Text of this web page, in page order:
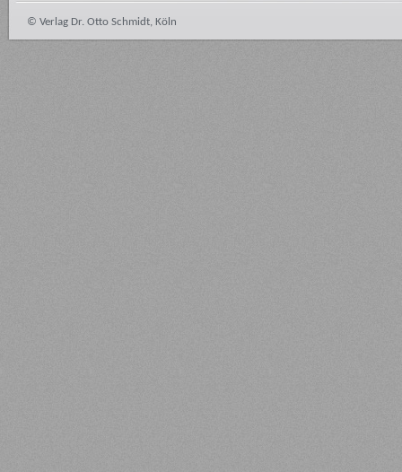
© Verlag Dr. Otto Schmidt, Köln